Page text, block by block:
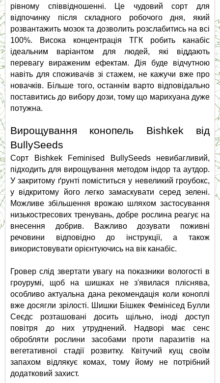
рівному співвідношенні. Це чудовий сорт для
відпочинку після складного робочого дня, який
розвантажить мозок та дозволить розслабитись на всі
100%. Висока концентрація ТГК робить канабіс
ідеальним варіантом для людей, які віддають
перевагу вираженим ефектам. Дія буде відчутною
навіть для споживачів зі стажем, не кажучи вже про
новачків. Більше того, останнім варто відповідально
поставитись до вибору дози, тому що марихуана дуже
потужна.
Вирощування конопель Bishkek від
BullySeeds
Сорт Bishkek Feminised BullySeeds невибагливий,
підходить для вирощування методом індор та аутдор.
У закритому ґрунті поміститься у невеликий гроубокс,
у відкритому його легко замаскувати серед зелені.
Можливе збільшення врожаю шляхом застосування
низькостресових тренувань, добре рослина реагує на
внесення добрив. Важливо дозувати поживні
речовини відповідно до інструкції, а також
використовувати орієнтуючись на вік канабіс.
Гровер слід звертати увагу на показники вологості в
гроурумі, щоб на шишках не з'явилася пліснява,
особливо актуальна дана рекомендація коли коноплі
вже досягли зрілості. Шишки Бішкек Фемінісед Булли
Сеєдс розташовані досить щільно, іноді доступ
повітря до них утруднений. Надворі має сенс
обробляти рослини засобами проти паразитів на
вегетативної стадії розвитку. Квітучий кущ своїм
запахом відлякує комах, тому йому не потрібний
додатковий захист.